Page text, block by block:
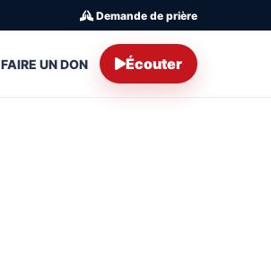
Demande de prière
FAIRE UN DON Écouter